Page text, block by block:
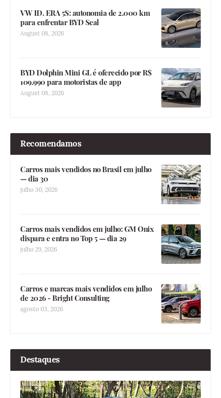
VW ID. ERA 5S: autonomia de 2.000 km
para enfrentar BYD Seal
August 08, 2026
BYD Dolphin Mini GL é oferecido por R$
109.990 para motoristas de app
August 08, 2026
Recomendamos
Carros mais vendidos no Brasil em julho
— dia 30
julho 30, 2026
Carros mais vendidos em julho: GM Onix
dispara e entra no Top 5 — dia 29
julho 29, 2026
Carros e marcas mais vendidos em julho
de 2026 - Bright Consulting
agosto 03, 2026
Destaques